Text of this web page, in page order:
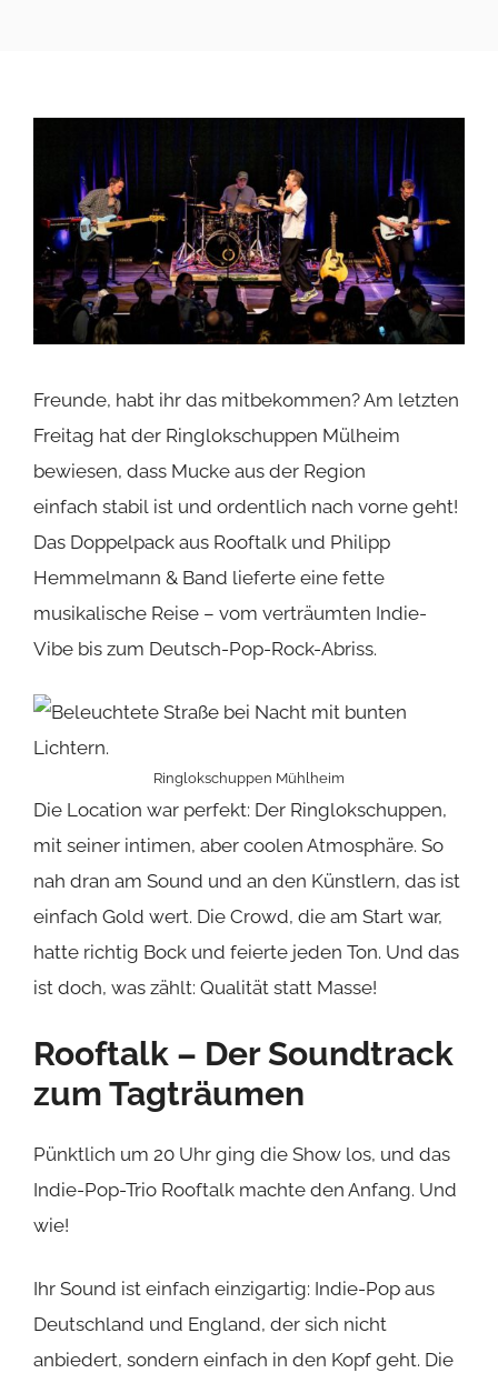
Freunde, habt ihr das mitbekommen? Am letzten
Freitag hat der Ringlokschuppen Mülheim
bewiesen, dass Mucke aus der Region
einfach stabil ist und ordentlich nach vorne geht!
Das Doppelpack aus Rooftalk und Philipp
Hemmelmann & Band lieferte eine fette
musikalische Reise – vom verträumten Indie-
Vibe bis zum Deutsch-Pop-Rock-Abriss.
Ringlokschuppen Mühlheim
Die Location war perfekt: Der Ringlokschuppen,
mit seiner intimen, aber coolen Atmosphäre. So
nah dran am Sound und an den Künstlern, das ist
einfach Gold wert. Die Crowd, die am Start war,
hatte richtig Bock und feierte jeden Ton. Und das
ist doch, was zählt: Qualität statt Masse!
Rooftalk – Der Soundtrack
zum Tagträumen
Pünktlich um 20 Uhr ging die Show los, und das
Indie-Pop-Trio Rooftalk machte den Anfang. Und
wie!
Ihr Sound ist einfach einzigartig: Indie-Pop aus
Deutschland und England, der sich nicht
anbiedert, sondern einfach in den Kopf geht. Die